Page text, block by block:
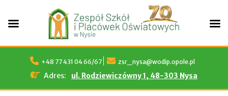
Skip
+48 77 431 04 66/67 zsr_nysa@wodip.opole.pl
Adres: ul. Rodziewiczówny 1, 48-303 Nysa